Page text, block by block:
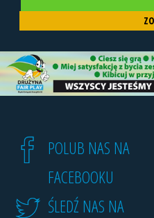
POLUB NAS NA
FACEBOOKU
ŚLEDŹ NAS NA